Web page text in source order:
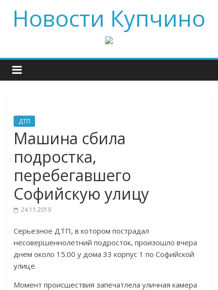
Новости Купчино
ДТП
Машина сбила
подростка,
перебегавшего
Софийскую улицу
24.11.2019
Серьезное ДТП, в котором пострадал
несовершеннолетний подросток, произошло вчера
днем около 15.00 у дома 33 корпус 1 по Софийской
улице.
Момент происшествия запечатлела уличная камера